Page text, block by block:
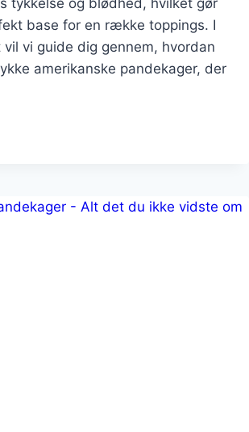
base for en række toppings. I
vi guide dig gennem, hvordan
amerikanske pandekager, der